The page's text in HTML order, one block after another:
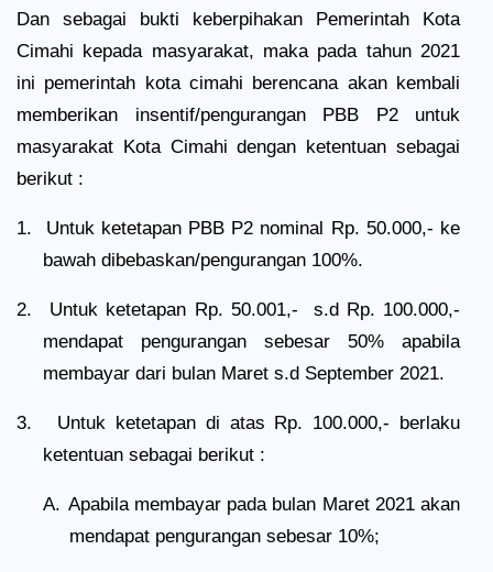
Dan sebagai bukti keberpihakan Pemerintah Kota
Cimahi kepada masyarakat, maka pada tahun 2021
ini pemerintah kota cimahi berencana akan kembali
memberikan insentif/pengurangan PBB P2 untuk
masyarakat Kota Cimahi dengan ketentuan sebagai
berikut :
1.
Untuk ketetapan PBB P2 nominal Rp. 50.000,- ke
bawah dibebaskan/pengurangan 100%.
2. Untuk ketetapan Rp. 50.001,-
s.d Rp. 100.000,-
mendapat pengurangan sebesar 50% apabila
membayar dari bulan Maret s.d September 2021.
3.
Untuk ketetapan di atas Rp. 100.000,- berlaku
ketentuan sebagai berikut :
A. Apabila membayar pada bulan Maret 2021 akan
mendapat pengurangan sebesar 10%;